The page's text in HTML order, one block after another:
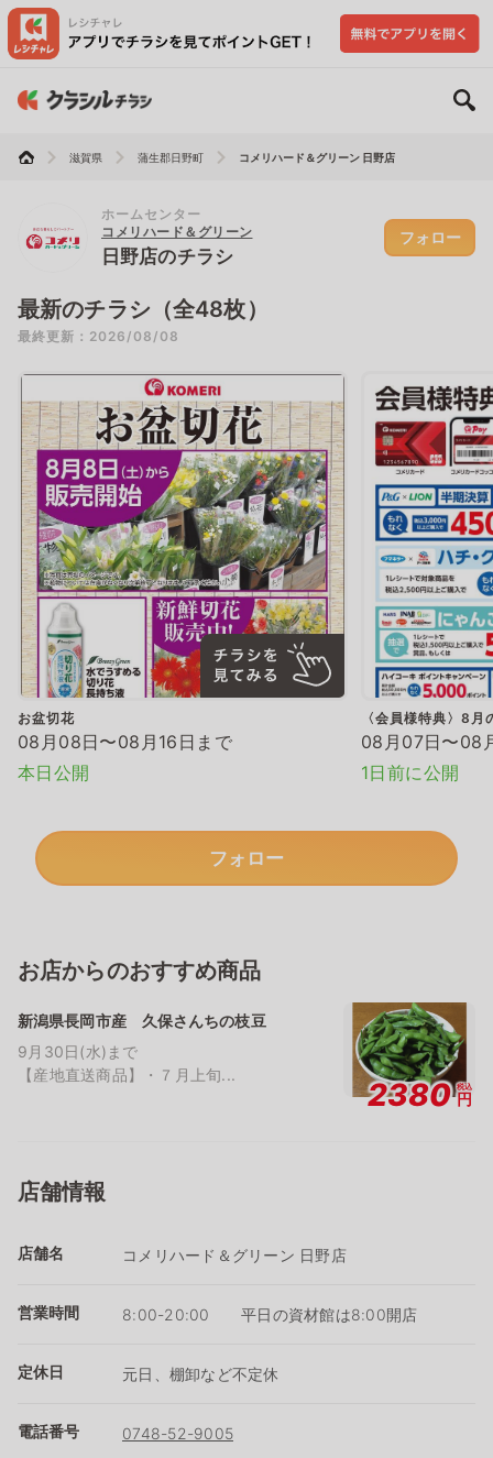
滋賀県 蒲生郡日野町 コメリハード＆グリーン 日野店
ホームセンター
コメリハード＆グリーン
日野店のチラシ
フォロー
最新のチラシ（全48枚）
最終更新：2026/08/08
お盆切花
08月08日〜08月16日まで
本日公開
〈会員様特典〉8
08月07日〜08
1日前に公開
フォロー
お店からのおすすめ商品
新潟県長岡市産 久保さんちの枝豆
9月30日(水)まで
【産地直送商品】・７月上旬...
2380 税込
円
店舗情報
店舗名 コメリハード＆グリーン 日野店
営業時間 8:00-20:00 平日の資材館は8:00開店
定休日 元日、棚卸など不定休
電話番号 0748-52-9005